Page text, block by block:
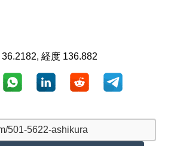
経度 136.882